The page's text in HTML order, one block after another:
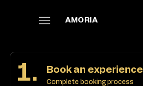
AMORIA
1. Book an experience
Complete booking process